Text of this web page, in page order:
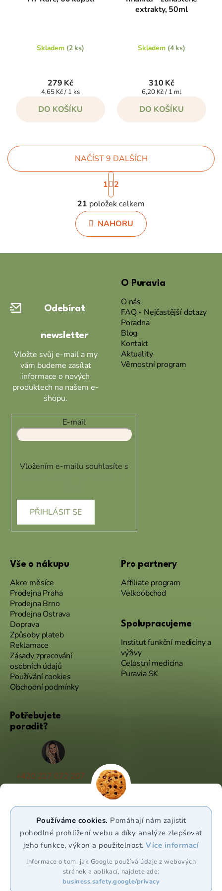
Používáme cookies. Pomáhají nám zajistit
pohodlné prohlížení webu a díky analýze zlepšovat
jeho funkce, výkon a použitelnost.Více informací
Informace o tom, jak Google používá údaje z webových
stránek a aplikací, najdete zde:
business.safety.google/privacy
Skladem (2 ks)
279 Kč
Měrná
4,65 Kč / 1 ks
DO KOŠÍKU
extrakty, 50ml
Skladem (4 ks)
310 Kč
Měrná
6,20 Kč / 1 ml
DO KOŠÍKU
O
v
á
d
NAČÍST 9 DALŠÍCH
S
t
r
á
n
v
1
2
21 položek celkem
NAHORU
Odebírat
newsletter
Vložte svůj e-mail a my
vám budeme zasílat
informace o nových
produktech na našem e-
shopu.
E-mail
Vložením e-mailu souhlasíte s
PŘIHLÁSIT SE
O Puravia
O nás
FAQ - Nejčastější dotazy
Poradna
Blog
Kontakt
Aktuality
Věrnostní program
Vše o nákupu
Akce měsíce
Prodejna Praha
Prodejna Brno
Prodejna Ostrava
Doprava
Způsoby plateb
Reklamace
Zásady zpracování
osobních údajů
Používání cookies
Obchodní podmínky
Pro partnery
Affiliate program
Velkoobchod
Spolupracujeme
Institut funkční medicíny a
výživy
Celostní medicína
Puravia SK
Potřebujete
poradit?
+420 227 072 207
(Po - Pá 9:00 - 17:00)
WhatsApp